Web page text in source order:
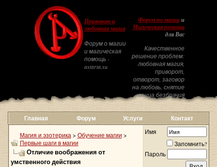
Приворот и
любовная магия
Форум о магии
и магическая
помощь -
astarta.su
Форум по магиии
Магическая помощь
для Вас
Качественное
решение проблем:
любовная магия,
приворот,
отворот, заговор
на любовь, снятие
венца безбрачия
Главная Форум Услуги Контакт
Магия и эзотерика > Обучение магии >
Первые шаги в магии
Отличие воображения от
умственного действия
Имя
Запомнить?
Пароль